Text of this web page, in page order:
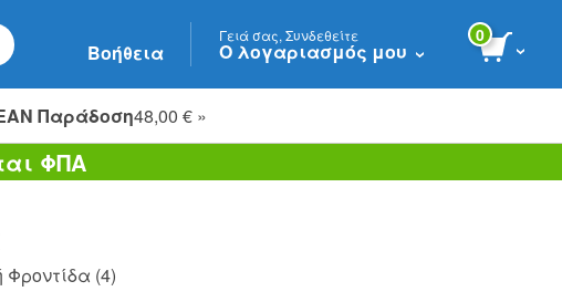
Βοήθεια
Γειά σας, Συνδεθείτε
Ο λογαριασμός μου
0
Παράδοση48,00 € »
ΦΠΑ
Φροντίδα (4)